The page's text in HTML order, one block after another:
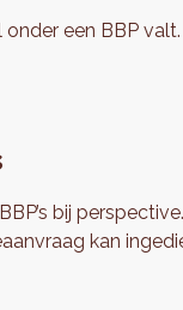
een BBP
bij
kan